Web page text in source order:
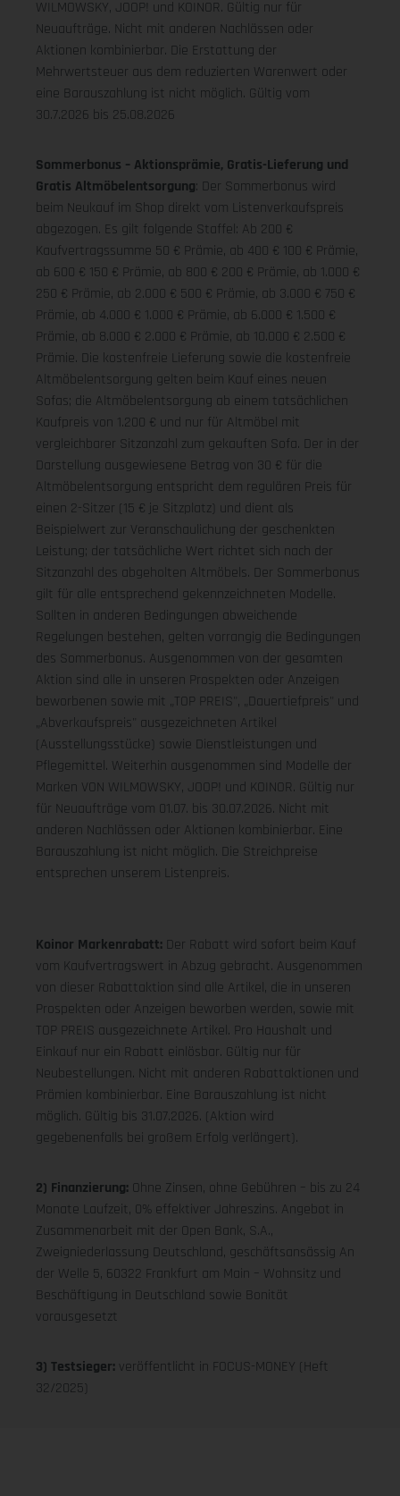
WILMOWSKY, JOOP! und KOINOR. Gültig nur für
Neuaufträge. Nicht mit anderen Nachlässen oder
Aktionen kombinierbar. Die Erstattung der
Mehrwertsteuer aus dem reduzierten Warenwert oder
eine Barauszahlung ist nicht möglich. Gültig vom
30.7.2026 bis 25.08.2026
Sommerbonus – Aktionsprämie, Gratis-Lieferung und
Gratis Altmöbelentsorgung: Der Sommerbonus wird
beim Neukauf im Shop direkt vom Listenverkaufspreis
abgezogen. Es gilt folgende Staffel: Ab 200 €
Kaufvertragssumme 50 € Prämie, ab 400 € 100 € Prämie,
ab 600 € 150 € Prämie, ab 800 € 200 € Prämie, ab 1.000 €
250 € Prämie, ab 2.000 € 500 € Prämie, ab 3.000 € 750 €
Prämie, ab 4.000 € 1.000 € Prämie, ab 6.000 € 1.500 €
Prämie, ab 8.000 € 2.000 € Prämie, ab 10.000 € 2.500 €
Prämie. Die kostenfreie Lieferung sowie die kostenfreie
Altmöbelentsorgung gelten beim Kauf eines neuen
Sofas; die Altmöbelentsorgung ab einem tatsächlichen
Kaufpreis von 1.200 € und nur für Altmöbel mit
vergleichbarer Sitzanzahl zum gekauften Sofa. Der in der
Darstellung ausgewiesene Betrag von 30 € für die
Altmöbelentsorgung entspricht dem regulären Preis für
einen 2-Sitzer (15 € je Sitzplatz) und dient als
Beispielwert zur Veranschaulichung der geschenkten
Leistung; der tatsächliche Wert richtet sich nach der
Sitzanzahl des abgeholten Altmöbels. Der Sommerbonus
gilt für alle entsprechend gekennzeichneten Modelle.
Sollten in anderen Bedingungen abweichende
Regelungen bestehen, gelten vorrangig die Bedingungen
des Sommerbonus. Ausgenommen von der gesamten
Aktion sind alle in unseren Prospekten oder Anzeigen
beworbenen sowie mit „TOP PREIS", „Dauertiefpreis" und
„Abverkaufspreis" ausgezeichneten Artikel
(Ausstellungsstücke) sowie Dienstleistungen und
Pflegemittel. Weiterhin ausgenommen sind Modelle der
Marken VON WILMOWSKY, JOOP! und KOINOR. Gültig nur
für Neuaufträge vom 01.07. bis 30.07.2026. Nicht mit
anderen Nachlässen oder Aktionen kombinierbar. Eine
Barauszahlung ist nicht möglich. Die Streichpreise
entsprechen unserem Listenpreis.
Koinor Markenrabatt: Der Rabatt wird sofort beim Kauf
vom Kaufvertragswert in Abzug gebracht. Ausgenommen
von dieser Rabattaktion sind alle Artikel, die in unseren
Prospekten oder Anzeigen beworben werden, sowie mit
TOP PREIS ausgezeichnete Artikel. Pro Haushalt und
Einkauf nur ein Rabatt einlösbar. Gültig nur für
Neubestellungen. Nicht mit anderen Rabattaktionen und
Prämien kombinierbar. Eine Barauszahlung ist nicht
möglich. Gültig bis 31.07.2026. (Aktion wird
gegebenenfalls bei großem Erfolg verlängert).
2) Finanzierung: Ohne Zinsen, ohne Gebühren – bis zu 24
Monate Laufzeit, 0% effektiver Jahreszins. Angebot in
Zusammenarbeit mit der Open Bank, S.A.,
Zweigniederlassung Deutschland, geschäftsansässig An
der Welle 5, 60322 Frankfurt am Main – Wohnsitz und
Beschäftigung in Deutschland sowie Bonität
vorausgesetzt
3) Testsieger: veröffentlicht in FOCUS-MONEY (Heft
32/2025)